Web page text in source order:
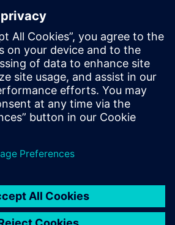
우수성 접근 방식을 채택하면 경쟁력
출함으로써 이익을 얻을 수 있습니
및 시스템 엔지니어링과 같은 방법
위해 검증된 라이프사이클 정보를 활
및 유지보수에 이르기까지 기업의
높입니다.